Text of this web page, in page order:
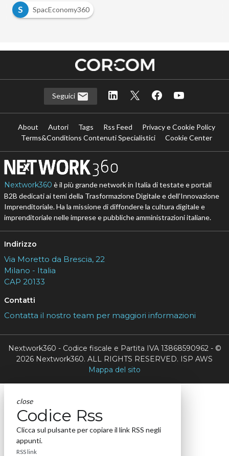
S
SpacEconomy360
Seguici
About Autori Tags Rss Feed
Privacy e Cookie Policy
Terms&Conditions Contenuti Specialistici
Cookie Center
Nextwork360 è il più grande network in Italia di testate e portali
B2B dedicati ai temi della Trasformazione Digitale e dell’Innovazione
Imprenditoriale. Ha la missione di diffondere la cultura digitale e
imprenditoriale nelle imprese e pubbliche amministrazioni italiane.
Indirizzo
Via Moretto da Brescia, 22
Milano - Italia
CAP 20133
Contatti
Contatta il nostro team per maggiori informazioni
Nextwork360 - Codice fiscale e Partita IVA 13868590962 - ©
2026 Nextwork360. ALL RIGHTS RESERVED. ISP AWS
Mappa del sito
close
Codice Rss
Clicca sul pulsante per copiare il link RSS negli
appunti.
RSS link